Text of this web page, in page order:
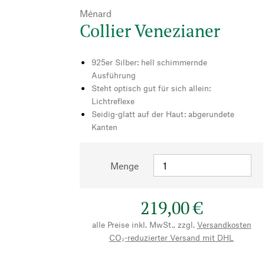
Ménard
Collier Venezianer
925er Silber: hell schimmernde
Ausführung
Steht optisch gut für sich allein:
Lichtreflexe
Seidig-glatt auf der Haut: abgerundete
Kanten
Menge
219,00 €
alle Preise inkl. MwSt., zzgl. Versandkosten
CO₂-reduzierter Versand mit DHL